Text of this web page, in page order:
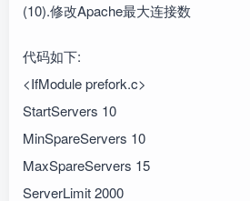
(10).修改Apache最大连接数
代码如下:
<IfModule prefork.c>
StartServers 10
MinSpareServers 10
MaxSpareServers 15
ServerLimit 2000